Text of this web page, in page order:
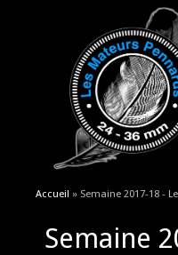
Vous êtes ici
Accueil » Semaine 2017-18 -
Semaine